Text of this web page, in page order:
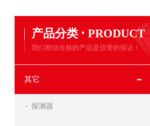
产品分类 · PRODUCT
我们相信合格的产品是信誉的保证！
其它
探测器